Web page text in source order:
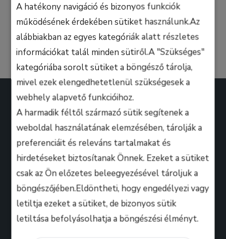
A hatékony navigáció és bizonyos funkciók
működésének érdekében sütiket használunk.Az
alábbiakban az egyes kategóriák alatt részletes
információkat talál minden sütiről.A "Szükséges"
kategóriába sorolt sütiket a böngésző tárolja,
mivel ezek elengedhetetlenül szükségesek a
webhely alapvető funkcióihoz.
A harmadik féltől származó sütik segítenek a
weboldal használatának elemzésében, tárolják a
preferenciáit és releváns tartalmakat és
hirdetéseket biztosítanak Önnek. Ezeket a sütiket
csak az Ön előzetes beleegyezésével tároljuk a
böngészőjében.Eldöntheti, hogy engedélyezi vagy
letiltja ezeket a sütiket, de bizonyos sütik
letiltása befolyásolhatja a böngészési élményt.
Kosárba
teszem
Részletek
A B.M. Music School magasan képzett zenész-
oktatói úgy döntöttek, hogy ezen a platformon
keresztül professzionális keretek között, mindenki
számára lehetőséget biztosítanak arra, hogy
kihozza magából a maximumot, amire csak zeneileg
vágyhat!